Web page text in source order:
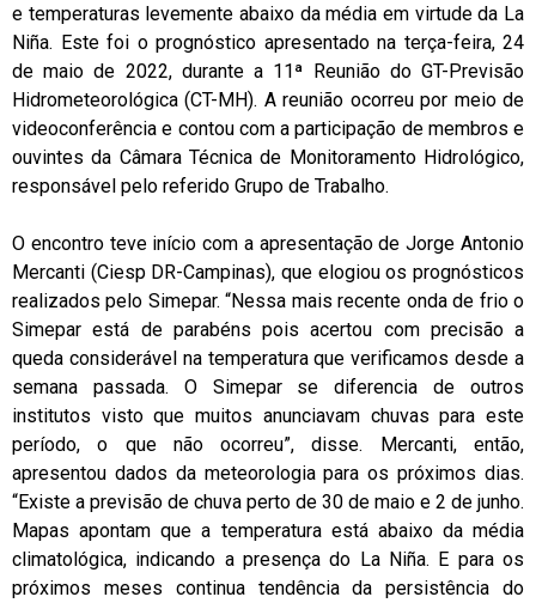
e temperaturas levemente abaixo da média em virtude da La
Niña. Este foi o prognóstico apresentado na terça-feira, 24
de maio de 2022, durante a 11ª Reunião do GT-Previsão
Hidrometeorológica (CT-MH). A reunião ocorreu por meio de
videoconferência e contou com a participação de membros e
ouvintes da Câmara Técnica de Monitoramento Hidrológico,
responsável pelo referido Grupo de Trabalho.
O encontro teve início com a apresentação de Jorge Antonio
Mercanti (Ciesp DR-Campinas), que elogiou os prognósticos
realizados pelo Simepar. “Nessa mais recente onda de frio o
Simepar está de parabéns pois acertou com precisão a
queda considerável na temperatura que verificamos desde a
semana passada. O Simepar se diferencia de outros
institutos visto que muitos anunciavam chuvas para este
período, o que não ocorreu”, disse. Mercanti, então,
apresentou dados da meteorologia para os próximos dias.
“Existe a previsão de chuva perto de 30 de maio e 2 de junho.
Mapas apontam que a temperatura está abaixo da média
climatológica, indicando a presença do La Niña. E para os
próximos meses continua tendência da persistência do